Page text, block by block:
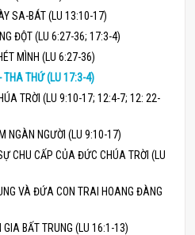
SA-BÁT (LU 13:10-17)
ĐỘT (LU 6:27-36; 17:3-4)
MÌNH (LU 6:27-36)
THA THỨ (LU 17:3-4)
TRỜI (LU 9:10-17; 12:4-7; 12: 22-
NGÀN NGƯỜI (LU 9:10-17)
CHU CẤP CỦA ĐỨC CHÚA TRỜI (LU
VÀ ĐỨA CON TRAI HOANG ĐÀNG
GIA BẤT TRUNG (LU 16:1-13)